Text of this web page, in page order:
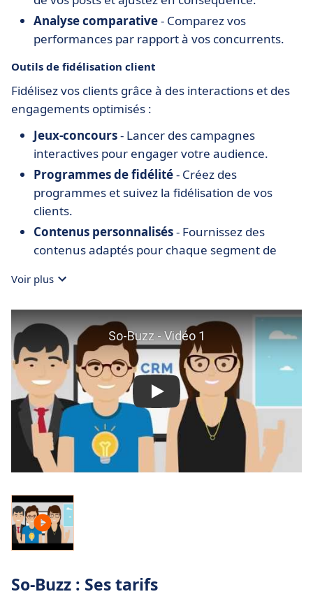
Analyse comparative- Comparez vos
performances par rapport à vos concurrents.
Outils de fidélisation client
Fidélisez vos clients grâce à des interactions et des
engagements optimisés :
Jeux-concours- Lancer des campagnes
interactives pour engager votre audience.
Programmes de fidélité- Créez des
programmes et suivez la fidélisation de vos
clients.
Contenus personnalisés- Fournissez des
contenus adaptés pour chaque segment de
Voir plus
So-Buzz : Ses tarifs